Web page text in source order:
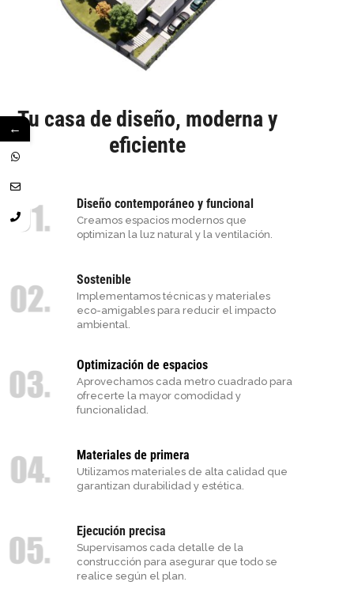
Tu casa de diseño, moderna y
eficiente
Diseño contemporáneo y funcional
Creamos espacios modernos que
optimizan la luz natural y la ventilación.
Sostenible
Implementamos técnicas y materiales
eco-amigables para reducir el impacto
ambiental.
Optimización de espacios
Aprovechamos cada metro cuadrado para
ofrecerte la mayor comodidad y
funcionalidad.
Materiales de primera
Utilizamos materiales de alta calidad que
garantizan durabilidad y estética.
Ejecución precisa
Supervisamos cada detalle de la
construcción para asegurar que todo se
realice según el plan.
←